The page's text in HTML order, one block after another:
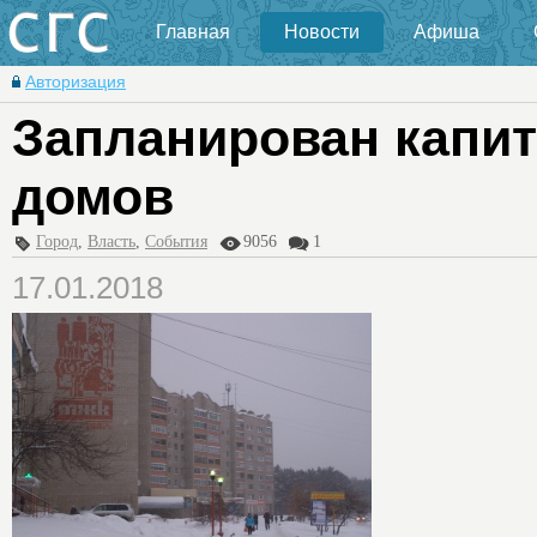
Главная Новости Афиша
Авторизация
Запланирован
домов
Город, Власть, События 9056 1
17.01.2018